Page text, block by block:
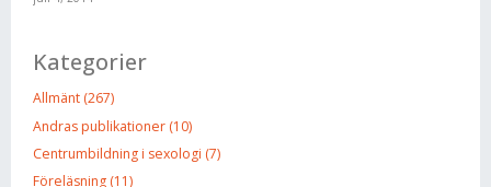
Kategorier
Allmänt (267)
Andras publikationer (10)
Centrumbildning i sexologi (7)
Föreläsning (11)